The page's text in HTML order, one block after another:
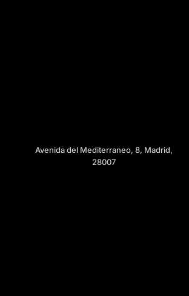
Avenida del Mediterraneo, 8, Madrid,
28007